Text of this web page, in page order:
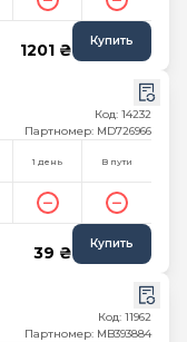
1201 ₴ Купить
Код: 14232
Партномер: MD726966
1 день В пути
39 ₴ Купить
Код: 11962
Партномер: MB393884